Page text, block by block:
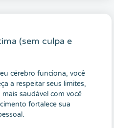
(sem culpa e
cérebro funciona, você
a respeitar seus limites,
saudável com você
fortalece sua